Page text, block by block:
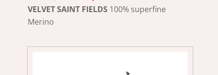
Preis
Preis
VELVET SAINT FIELDS 100% superfine
Merino